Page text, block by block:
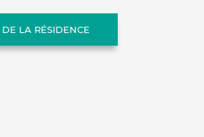
LA RÉSIDENCE